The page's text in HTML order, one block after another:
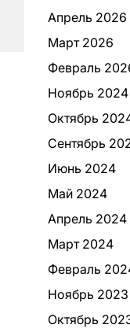
Апрель 2026
Март 2026
Февраль
Ноябрь 2024
Октябрь
Сентябрь
Июнь 2024
Май 2024
Апрель 2024
Март 2024
Февраль
Ноябрь 2023
Октябрь